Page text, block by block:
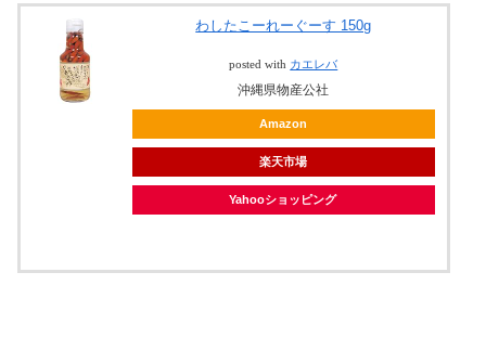
わしたこーれーぐーす 150g
posted with カエレバ
沖縄県物産公社
Amazon
楽天市場
Yahooショッピング